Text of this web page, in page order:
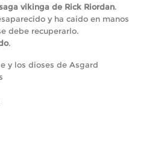
vikinga de Rick Riordan.
y ha caido en manos
debe recuperarlo.
.
y los dioses de Asgard